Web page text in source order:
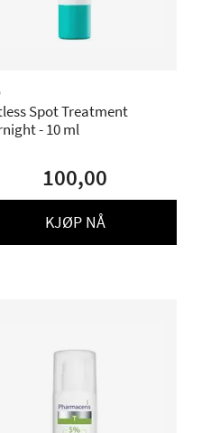
Spot Treatment
- 10 ml
100,00
KJØP NÅ